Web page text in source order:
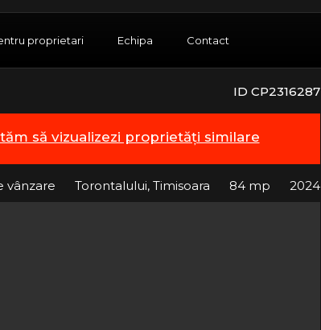
proprietari Echipa Contact
ID CP2316287
să vizualizezi proprietăți similare
vânzare Torontalului, Timisoara 84 mp 2024